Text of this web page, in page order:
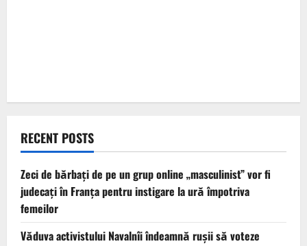
RECENT POSTS
Zeci de bărbați de pe un grup online „masculinist” vor fi
judecați în Franța pentru instigare la ură împotriva
femeilor
Văduva activistului Navalnîi îndeamnă ruşii să voteze